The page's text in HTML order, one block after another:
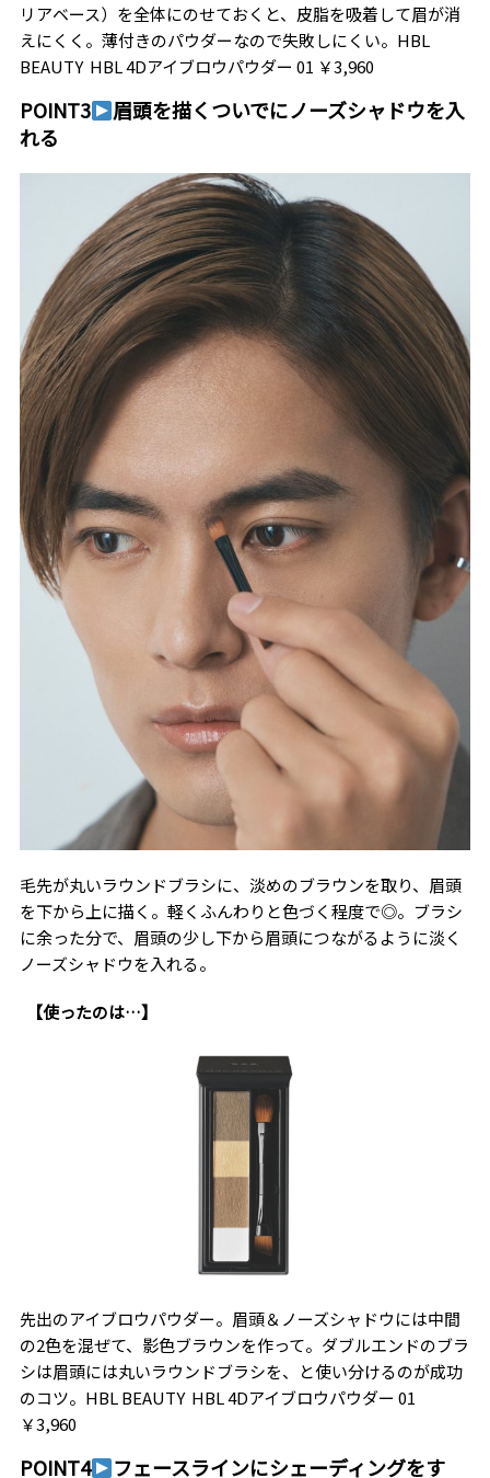
リアベース）を全体にのせておくと、皮脂を吸着して眉が消
えにくく。薄付きのパウダーなので失敗しにくい。HBL
BEAUTY HBL 4Dアイブロウパウダー 01 ￥3,960
POINT3
眉頭を描くついでにノーズシャドウを入
れる
毛先が丸いラウンドブラシに、淡めのブラウンを取り、眉頭
を下から上に描く。軽くふんわりと色づく程度で◎。ブラシ
に余った分で、眉頭の少し下から眉頭につながるように淡く
ノーズシャドウを入れる。
【使ったのは…】
先出のアイブロウパウダー。眉頭＆ノーズシャドウには中間
の2色を混ぜて、影色ブラウンを作って。ダブルエンドのブラ
シは眉頭には丸いラウンドブラシを、と使い分けるのが成功
のコツ。HBL BEAUTY HBL 4Dアイブロウパウダー 01
￥3,960
POINT4 フェースラインにシェーディングをす